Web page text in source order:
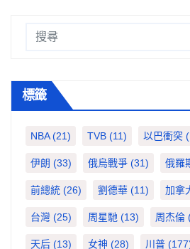
標籤
NBA(21) TVB (11) 以巴衝突
伊朗 (33) 俄烏戰爭 (31) 俄羅
前總統 (26) 劉德華 (11) 加拿
台灣 (25) 周星馳 (13) 周杰倫
天后 (13) 女神 (28) 川普